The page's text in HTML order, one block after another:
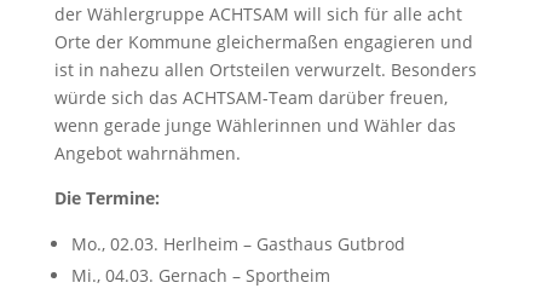
der Wählergruppe ACHTSAM will sich für alle acht
Orte der Kommune gleichermaßen engagieren und
ist in nahezu allen Ortsteilen verwurzelt. Besonders
würde sich das ACHTSAM-Team darüber freuen,
wenn gerade junge Wählerinnen und Wähler das
Angebot wahrnähmen.
Die Termine:
Mo., 02.03. Herlheim – Gasthaus Gutbrod
Mi., 04.03. Gernach – Sportheim